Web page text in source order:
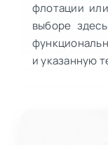
флотации
выборе
и указанную